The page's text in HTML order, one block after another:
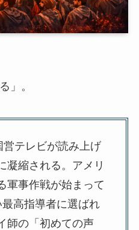
」。
テレビが読み上げ
凝縮される。アメリ
軍事作戦が始まって
高指導者に選ばれ
師の「初めての声